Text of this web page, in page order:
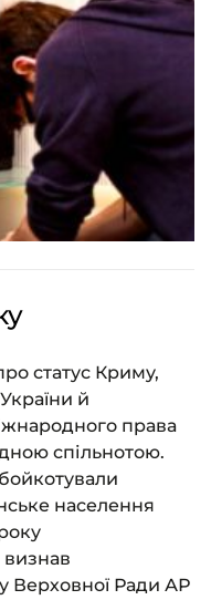
статус Криму,
й
права
спільнотою.
населення
визнав
Верховної Ради АР